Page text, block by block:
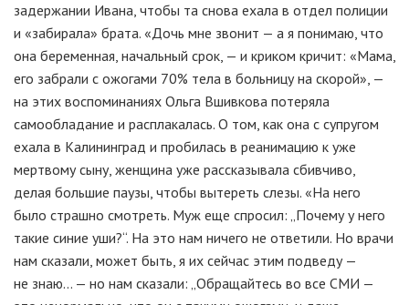
задержании Ивана, чтобы та снова ехала в отдел полиции
и «забирала» брата. «Дочь мне звонит — а я понимаю, что
она беременная, начальный срок, — и криком кричит: «Мама,
его забрали с ожогами 70% тела в больницу на скорой», —
на этих воспоминаниях Ольга Вшивкова потеряла
самообладание и расплакалась. О том, как она с супругом
ехала в Калининград и пробилась в реанимацию к уже
мертвому сыну, женщина уже рассказывала сбивчиво,
делая большие паузы, чтобы вытереть слезы. «На него
было страшно смотреть. Муж еще спросил: „Почему у него
такие синие уши?“. На это нам ничего не ответили. Но врачи
нам сказали, может быть, я их сейчас этим подведу —
не знаю... — но нам сказали: „Обращайтесь во все СМИ —